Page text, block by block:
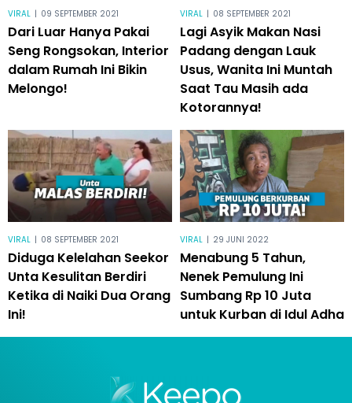
VIRAL | 09 SEPTEMBER 2021
Dari Luar Hanya Pakai
Seng Rongsokan, Interior
dalam Rumah Ini Bikin
Melongo!
VIRAL | 08 SEPTEMBER 2021
Lagi Asyik Makan Nasi
Padang dengan Lauk
Usus, Wanita Ini Muntah
Saat Tau Masih ada
Kotorannya!
VIRAL | 08 SEPTEMBER 2021
Diduga Kelelahan Seekor
Unta Kesulitan Berdiri
Ketika di Naiki Dua Orang
Ini!
VIRAL | 29 JUNI 2022
Menabung 5 Tahun,
Nenek Pemulung Ini
Sumbang Rp 10 Juta
untuk Kurban di Idul Adha